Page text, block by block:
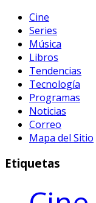
Cine
Series
Música
Libros
Tendencias
Tecnología
Programas
Noticias
Correo
Mapa del Sitio
Etiquetas